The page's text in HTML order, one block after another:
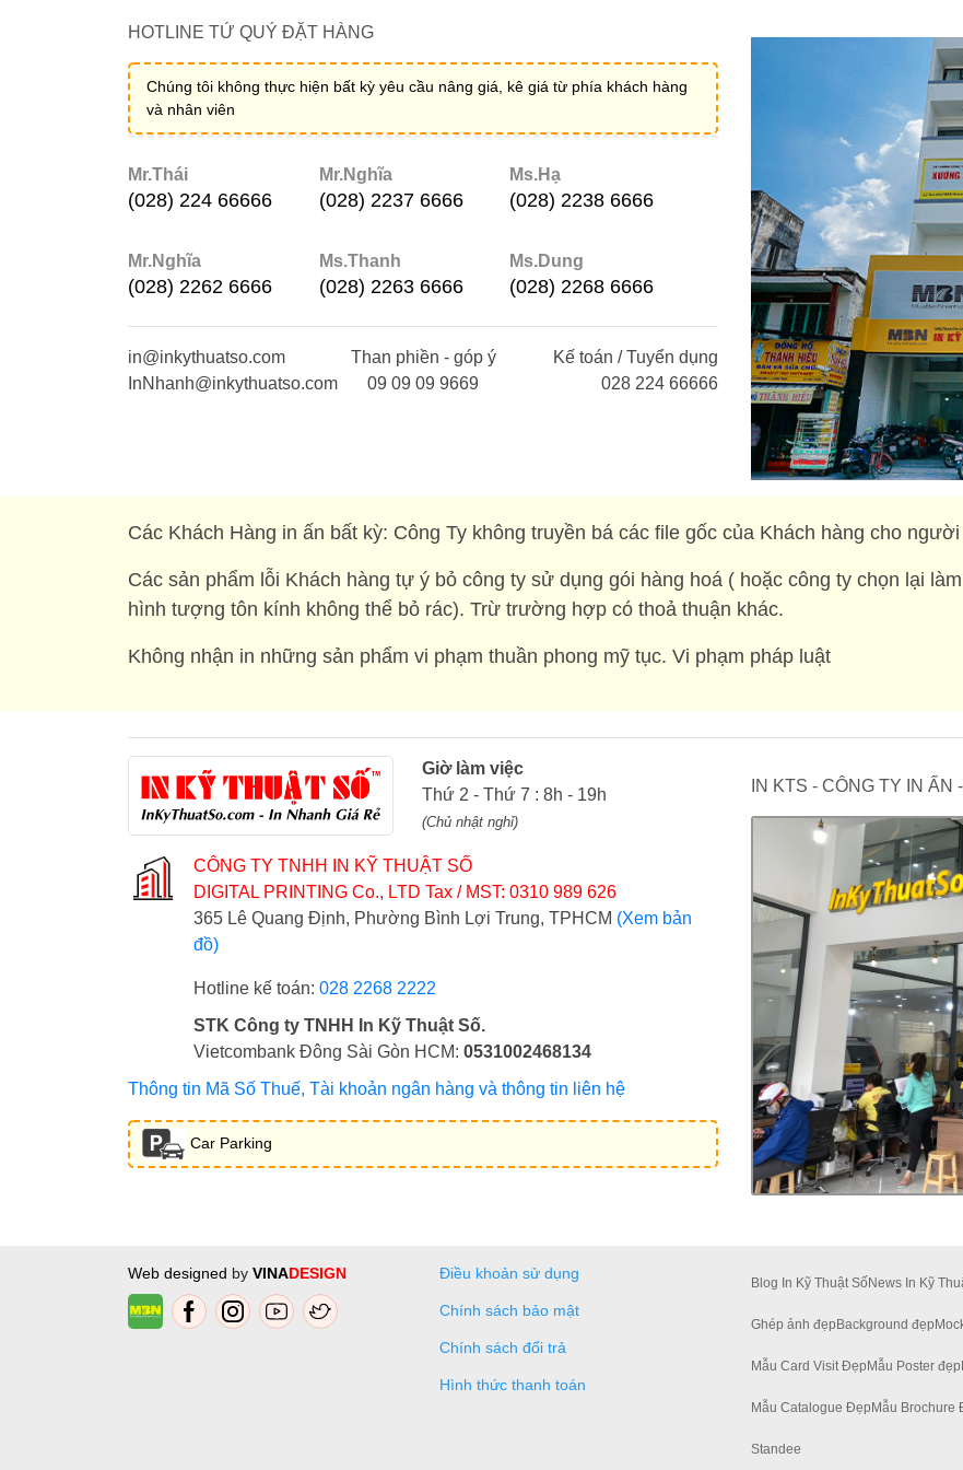
HOTLINE TỨ QUÝ ĐẶT HÀNG
Chúng tôi không thực hiện bất kỳ yêu cầu nâng giá, kê giá từ phía khách hàng
và nhân viên
Mr.Thái
(028) 224 66666
Mr.Nghĩa
(028) 2237 6666
Ms.Hạ
(028) 2238 6666
Mr.Nghĩa
(028) 2262 6666
Ms.Thanh
(028) 2263 6666
Ms.Dung
(028) 2268 6666
in@inkythuatso.com
InNhanh@inkythuatso.com
Than phiền - góp ý
09 09 09 9669
Kế toán / Tuyển dụng
028 224 66666
Các Khách Hàng in ấn bất kỳ: Công Ty không truyền bá các file gốc của Khách hàng cho
Các sản phẩm lỗi Khách hàng tự ý bỏ công ty sử dụng gói hàng hoá ( hoặc công ty chọn lại
hình tượng tôn kính không thể bỏ rác). Trừ trường hợp có thoả thuận khác.
Không nhận in những sản phẩm vi phạm thuần phong mỹ tục. Vi phạm pháp luật
Giờ làm việc
Thứ 2 - Thứ 7 : 8h - 19h
(Chủ nhật nghỉ)
CÔNG TY TNHH IN KỸ THUẬT SỐ
DIGITAL PRINTING Co., LTD Tax / MST: 0310 989 626
365 Lê Quang Định, Phường Bình Lợi Trung, TPHCM (Xem bản
đồ)
Hotline kế toán: 028 2268 2222
STK Công ty TNHH In Kỹ Thuật Số.
Vietcombank Đông Sài Gòn HCM: 0531002468134
Thông tin Mã Số Thuế, Tài khoản ngân hàng và thông tin liên hệ
Car Parking
IN KTS - CÔNG TY IN ẤN
Web designed by VINADESIGN Điều khoản sử dụng
Chính sách bảo mật
Chính sách đổi trả
Hình thức thanh toán
Blog In Kỹ Thuật SốNews In Kỹ
Ghép ảnh đẹpBackground đẹp
Mẫu Card Visit ĐẹpMẫu Poster đẹp
Mẫu Catalogue ĐẹpMẫu Brochure
Standee